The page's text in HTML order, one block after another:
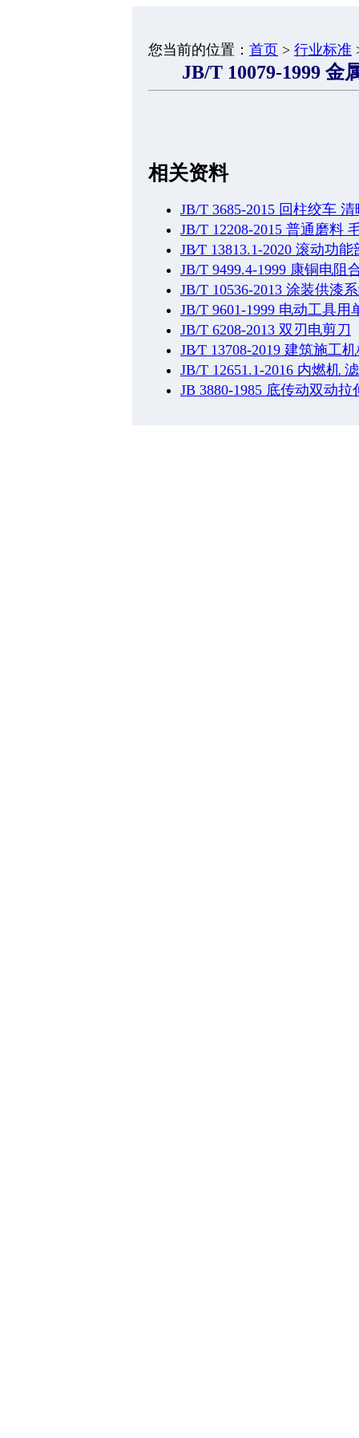
您当前的位置： 首页 > 行业标准
JB/T 10079-1999 金
相关资料
JB/T 3685-2015 回柱绞车
JB/T 12208-2015 普通磨料
JB∕T 13813.1-2020 滚动功
JB/T 9499.4-1999 康铜电
JB/T 10536-2013 涂装供漆
JB/T 9601-1999 电动工具
JB/T 6208-2013 双刃电剪刀
JB∕T 13708-2019 建筑施工
JB/T 12651.1-2016 内燃机
JB 3880-1985 底传动双动